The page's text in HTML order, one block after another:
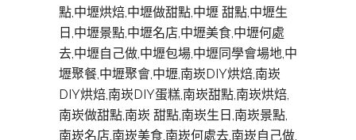
點,中壢烘焙,中壢做甜點,中壢 甜點,中壢生
日,中壢景點,中壢名店,中壢美食,中壢何處
去,中壢自己做,中壢包場,中壢同學會場地,中
壢聚餐,中壢聚會,中壢,南崁DIY烘焙,南崁
DIY烘焙,南崁DIY蛋糕,南崁甜點,南崁烘焙,
南崁做甜點,南崁 甜點,南崁生日,南崁景點,
南崁名店,南崁美食,南崁何處去,南崁自己做,